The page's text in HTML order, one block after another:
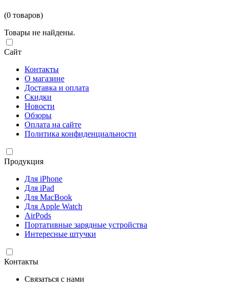
(0 товаров)
Товары не найдены.
Сайт
Контакты
О магазине
Доставка и оплата
Скидки
Новости
Обзоры
Оплата на сайте
Политика конфиденциальности
Продукция
Для iPhone
Для iPad
Для MacBook
Для Apple Watch
AirPods
Портативные зарядные устройства
Интересные штучки
Контакты
Связаться с нами